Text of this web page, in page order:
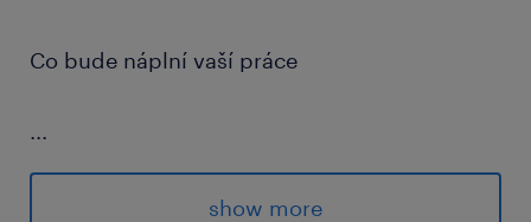
Co bude náplní vaší práce
...
představovat revoluční produkty
show more